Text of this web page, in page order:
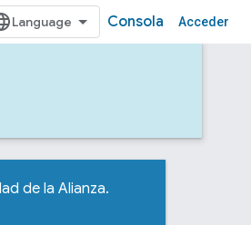
Consola Acceder
de la Alianza.